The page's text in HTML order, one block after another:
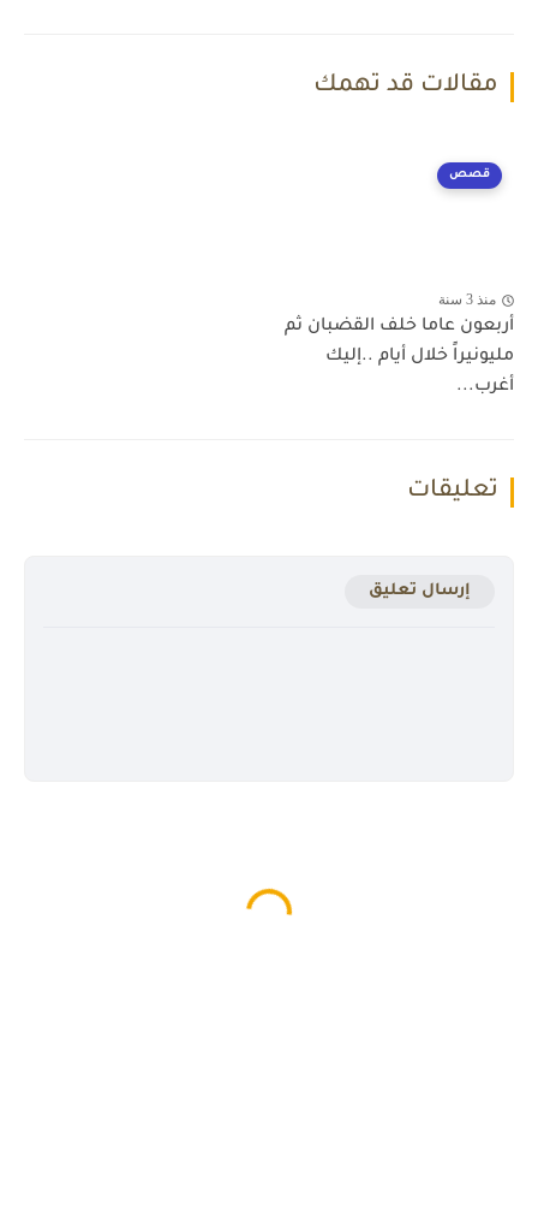
مقالات قد تهمك
قصص
منذ 3 سنة
أربعون عاما خلف القضبان ثم
مليونيراً خلال أيام ..إليك
أغرب...
تعليقات
إرسال تعليق